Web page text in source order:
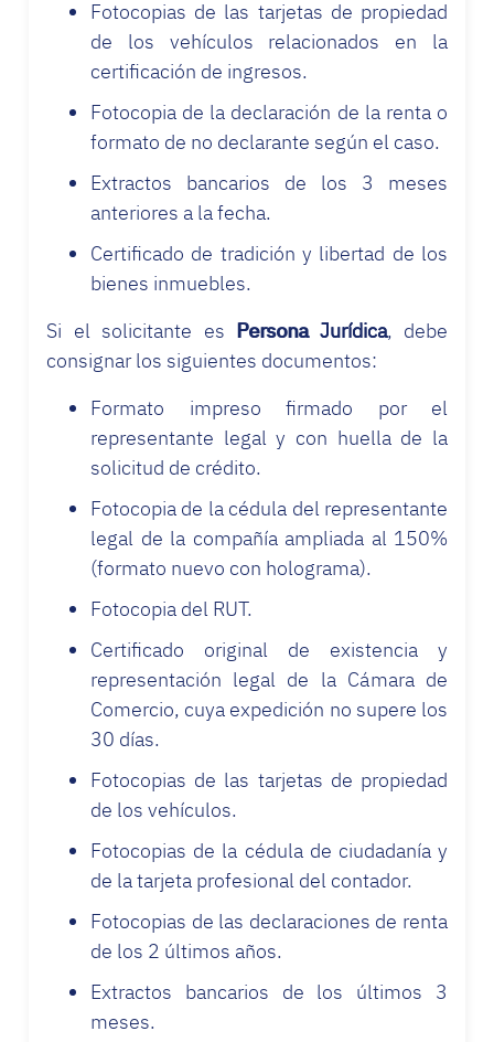
Fotocopias de las tarjetas de propiedad
de los vehículos relacionados en la
certificación de ingresos.
Fotocopia de la declaración de la renta o
formato de no declarante según el caso.
Extractos bancarios de los 3 meses
anteriores a la fecha.
Certificado de tradición y libertad de los
bienes inmuebles.
Si el solicitante es Persona Jurídica, debe
consignar los siguientes documentos:
Formato impreso firmado por el
representante legal y con huella de la
solicitud de crédito.
Fotocopia de la cédula del representante
legal de la compañía ampliada al 150%
(formato nuevo con holograma).
Fotocopia del RUT.
Certificado original de existencia y
representación legal de la Cámara de
Comercio, cuya expedición no supere los
30 días.
Fotocopias de las tarjetas de propiedad
de los vehículos.
Fotocopias de la cédula de ciudadanía y
de la tarjeta profesional del contador.
Fotocopias de las declaraciones de renta
de los 2 últimos años.
Extractos bancarios de los últimos 3
meses.